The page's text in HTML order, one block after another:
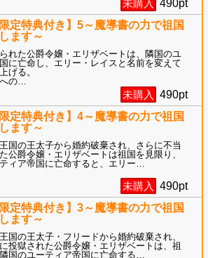
未購入 490pt
限定特典付き】5～魔導書の力で祖国
ます～
れた公爵令嬢・エリザベートは、隣国のユ
に亡命し、エリー・レイスと名前を変えて
げる。
の
未購入 490pt
限定特典付き】4～魔導書の力で祖国
ます～
国の王太子から婚約破棄され、さらに不当
公爵令嬢・エリザベートは祖国を見限り、
ィア帝国に亡命すると、エリー
未購入 490pt
限定特典付き】3～魔導書の力で祖国
ます～
国の王太子・フリードから婚約破棄され、
投獄された公爵令嬢・エリザベートは、祖
国のユーティア帝国に亡命する